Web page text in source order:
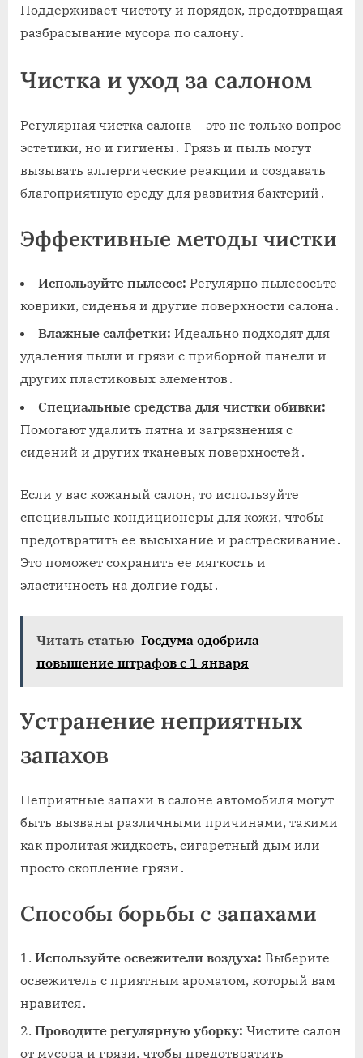
Поддерживает чистоту и порядок, предотвращая
разбрасывание мусора по салону․
Чистка и уход за салоном
Регулярная чистка салона – это не только вопрос
эстетики, но и гигиены․ Грязь и пыль могут
вызывать аллергические реакции и создавать
благоприятную среду для развития бактерий․
Эффективные методы чистки
Используйте пылесос: Регулярно пылесосьте
коврики, сиденья и другие поверхности салона․
Влажные салфетки: Идеально подходят для
удаления пыли и грязи с приборной панели и
других пластиковых элементов․
Специальные средства для чистки обивки:
Помогают удалить пятна и загрязнения с
сидений и других тканевых поверхностей․
Если у вас кожаный салон, то используйте
специальные кондиционеры для кожи, чтобы
предотвратить ее высыхание и растрескивание․
Это поможет сохранить ее мягкость и
эластичность на долгие годы․
Читать статью Госдума одобрила
повышение штрафов с 1 января
Устранение неприятных
запахов
Неприятные запахи в салоне автомобиля могут
быть вызваны различными причинами, такими
как пролитая жидкость, сигаретный дым или
просто скопление грязи․
Способы борьбы с запахами
Используйте освежители воздуха: Выберите
освежитель с приятным ароматом, который вам
нравится․
Проводите регулярную уборку: Чистите салон
от мусора и грязи, чтобы предотвратить